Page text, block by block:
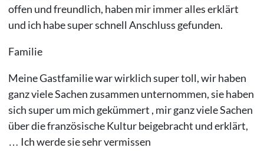
offen und freundlich, haben mir immer alles erklärt
und ich habe super schnell Anschluss gefunden.
Familie
Meine Gastfamilie war wirklich super toll, wir haben
ganz viele Sachen zusammen unternommen, sie haben
sich super um mich gekümmert , mir ganz viele Sachen
über die französische Kultur beigebracht und erklärt,
… Ich werde sie sehr vermissen